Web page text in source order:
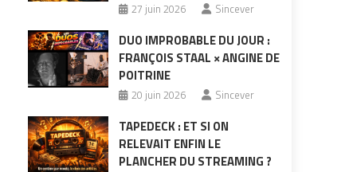
27 juin 2026 Sincever
DUO IMPROBABLE DU JOUR :
FRANÇOIS STAAL × ANGINE DE
POITRINE
20 juin 2026 Sincever
TAPEDECK : ET SI ON
RELEVAIT ENFIN LE
PLANCHER DU STREAMING ?